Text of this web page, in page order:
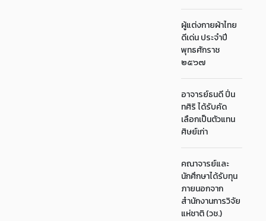
ผู้แต่งกายผ้าไทย
ดีเด่น ประจำปี
พุทธศักราช
๒๕๖๗
อาจารย์ธนดี ปิ่น
ทศิริ ได้รับคัด
เลือกเป็นตัวแทน
ศิษย์เก่า
คณาจารย์และ
นักศึกษาได้รับทุน
ภายนอกจาก
สำนักงานการวิจัย
แห่ชาติ (วช.)